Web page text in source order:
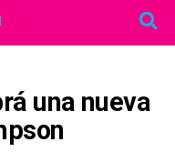
una nueva